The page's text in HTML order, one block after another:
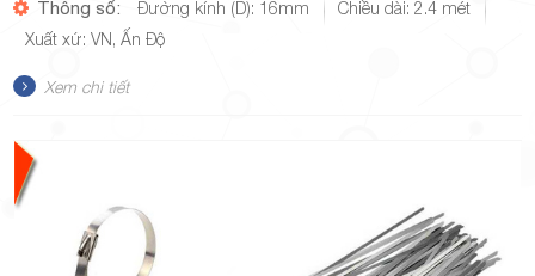
Thông số: Đường kính (D): 16mm
Chiều dài: 2.4 mét
Xuất xứ: VN, Ấn Độ
Xem chi tiết